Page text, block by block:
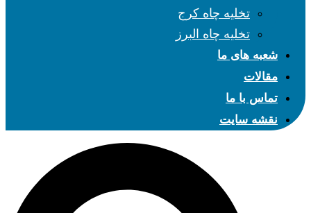
تخلیه چاه کرج
تخلیه چاه البرز
شعبه های ما
مقالات
تماس با ما
نقشه سایت